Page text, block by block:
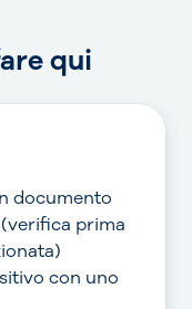
qui
documento
prima
con uno